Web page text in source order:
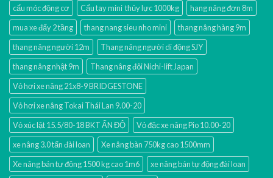
cẩu móc động cơ
Cẩu tay mini thủy lực 1000kg
hang nâng đơn 8m
mua xe đẩy 2 tầng
thang nang sieu nho mini
thang nâng hàng 9m
thang nâng người 12m
Thang nâng người di động SJY
thang nâng nhật 9m
Thang nâng đôi Nichi-lift Japan
Vỏ hơi xe nâng 21x8-9 BRIDGESTONE
Vỏ hơi xe nâng Tokai Thái Lan 9.00-20
Vỏ xúc lật 15.5/80-18 BKT ẤN ĐỘ
Vỏ đặc xe nâng Pio 10.00-20
xe nâng 3.0 tấn đài loan
Xe nâng bàn 750kg cao 1500mm
Xe nâng bán tự động 1500 kg cao 1m6
xe nâng bán tự động đài loan